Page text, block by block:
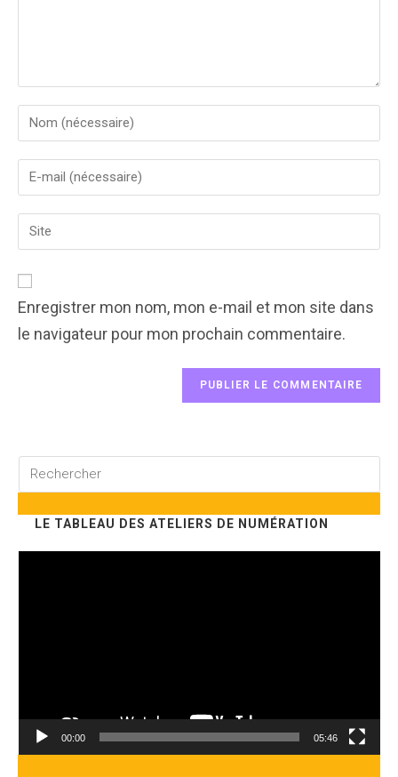
username
to
comment
address
to
(optional)
Enregistrer mon nom, mon e-mail et mon site dans
le navigateur pour mon prochain commentaire.
siteLE TABLEAU DES ATELIERS DE NUMÉRATION
00:00 05:46